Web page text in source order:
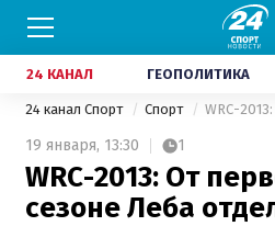
24 КАНАЛ ГЕОПОЛИТИКА
24 канал Спорт Спорт
19 января, 13:30 1
WRC-2013: От
сезоне Леба